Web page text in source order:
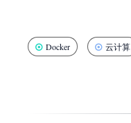
Docker 云计算